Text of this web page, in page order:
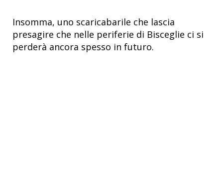
Insomma, uno scaricabarile che lascia
presagire che nelle periferie di Bisceglie ci si
perderà ancora spesso in futuro.